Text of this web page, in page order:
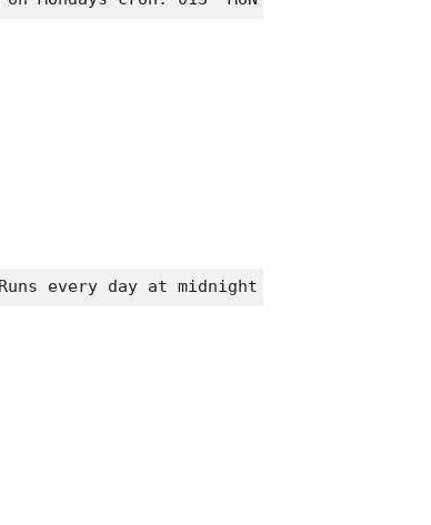
every day at midnight UTC